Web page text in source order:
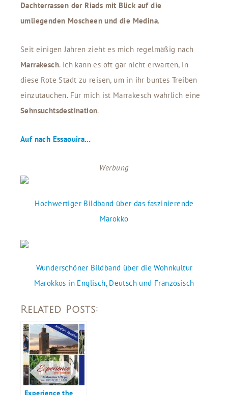
Dachterrassen der Riads mit Blick auf die
umliegenden Moscheen und die Medina.
Seit einigen Jahren zieht es mich regelmäßig nach
Marrakesch. Ich kann es oft gar nicht erwarten, in
diese Rote Stadt zu reisen, um in ihr buntes Treiben
einzutauchen. Für mich ist Marrakesch wahrlich eine
Sehnsuchtsdestination.
Auf nach Essaouira…
Werbung
Hochwertiger Bildband über das faszinierende
Marokko
Wunderschöner Bildband über die Wohnkultur
Marokkos in Englisch, Deutsch und Französisch
Related Posts:
Experience the